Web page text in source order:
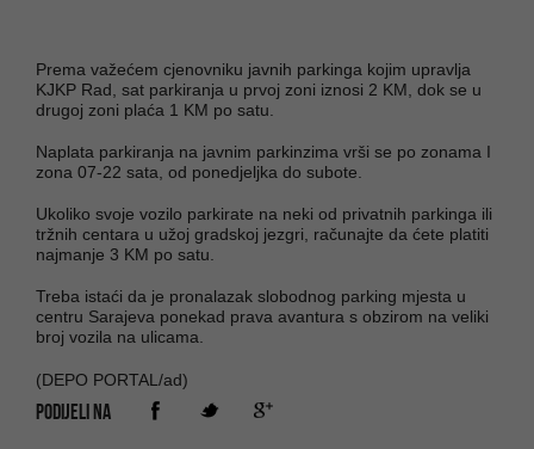
Prema važećem cjenovniku javnih parkinga kojim upravlja
KJKP Rad, sat parkiranja u prvoj zoni iznosi 2 KM, dok se u
drugoj zoni plaća 1 KM po satu.
Naplata parkiranja na javnim parkinzima vrši se po zonama I
zona 07-22 sata, od ponedjeljka do subote.
Ukoliko svoje vozilo parkirate na neki od privatnih parkinga ili
tržnih centara u užoj gradskoj jezgri, računajte da ćete platiti
najmanje 3 KM po satu.
Treba istaći da je pronalazak slobodnog parking mjesta u
centru Sarajeva ponekad prava avantura s obzirom na veliki
broj vozila na ulicama.
(DEPO PORTAL/ad)
PODIJELI NA